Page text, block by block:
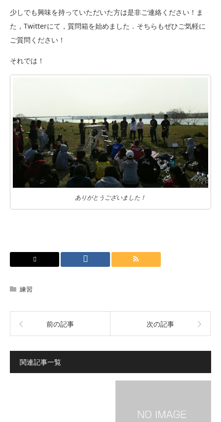
少しでも興味を持っていただいた方は是非ご連絡ください！ま
た，Twitterにて，質問箱を始めました．そちらもぜひご気軽に
ご質問ください！
それでは！
ありがとうございました！
練習
前の記事 次の記事
関連記事一覧